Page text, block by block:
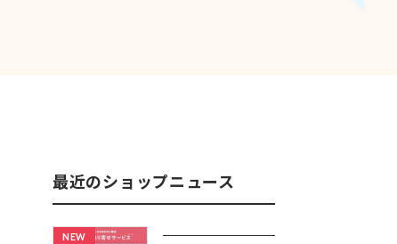
最近のショップニュース
NEW